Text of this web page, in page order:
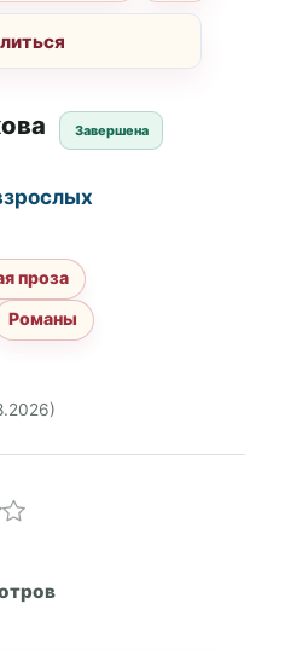
Завершена
проза
Романы